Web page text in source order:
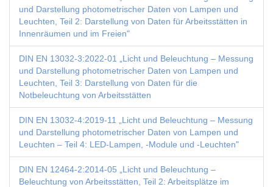
und Darstellung photometrischer Daten von Lampen und
Leuchten, Teil 2: Darstellung von Daten für Arbeitsstätten in
Innenräumen und im Freien"
DIN EN 13032-3:2022-01 „Licht und Beleuchtung – Messung
und Darstellung photometrischer Daten von Lampen und
Leuchten, Teil 3: Darstellung von Daten für die
Notbeleuchtung von Arbeitsstätten
DIN EN 13032-4:2019-11 „Licht und Beleuchtung – Messung
und Darstellung photometrischer Daten von Lampen und
Leuchten – Teil 4: LED-Lampen, -Module und -Leuchten"
DIN EN 12464-2:2014-05 „Licht und Beleuchtung –
Beleuchtung von Arbeitsstätten, Teil 2: Arbeitsplätze im